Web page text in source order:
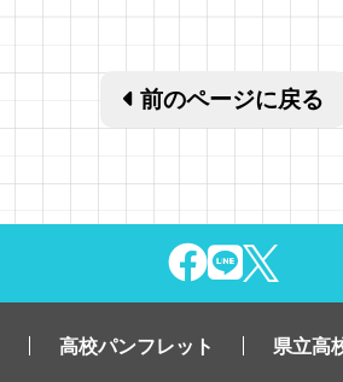
前のページに戻る
高校パンフレット 県立高